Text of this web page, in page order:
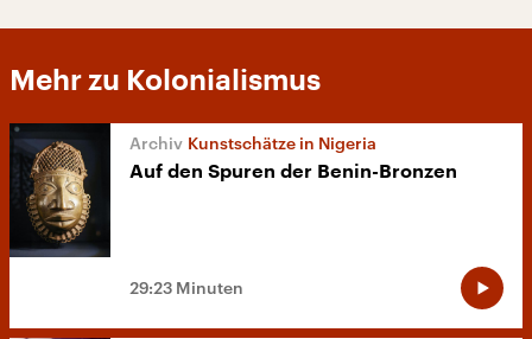
Mehr zu Kolonialismus
Kunstschätze in Nigeria
Auf den Spuren der Benin-Bronzen
29:23 Minuten